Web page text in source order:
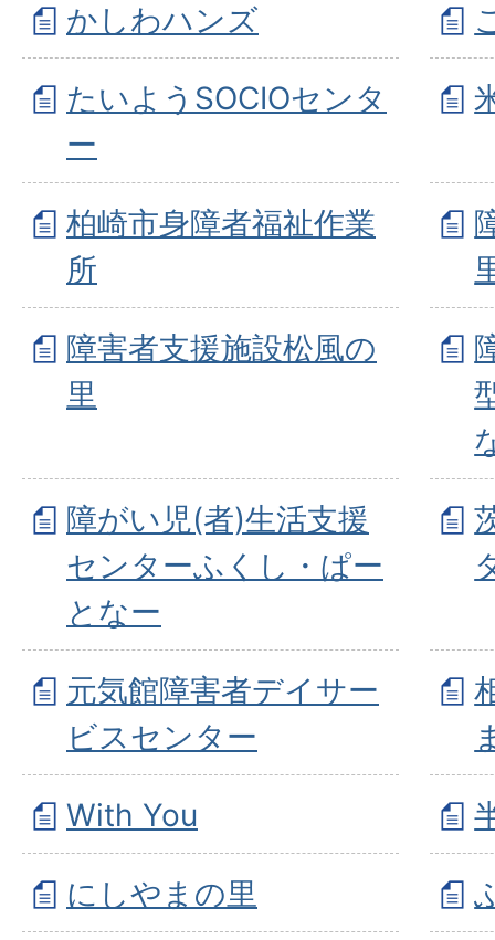
かしわハンズ
たいようSOCIOセンタ
ー
柏崎市身障者福祉作業
所
障害者支援施設松風の
里
障がい児(者)生活支援
センターふくし・ぱー
となー
元気館障害者デイサー
ビスセンター
With You
にしやまの里